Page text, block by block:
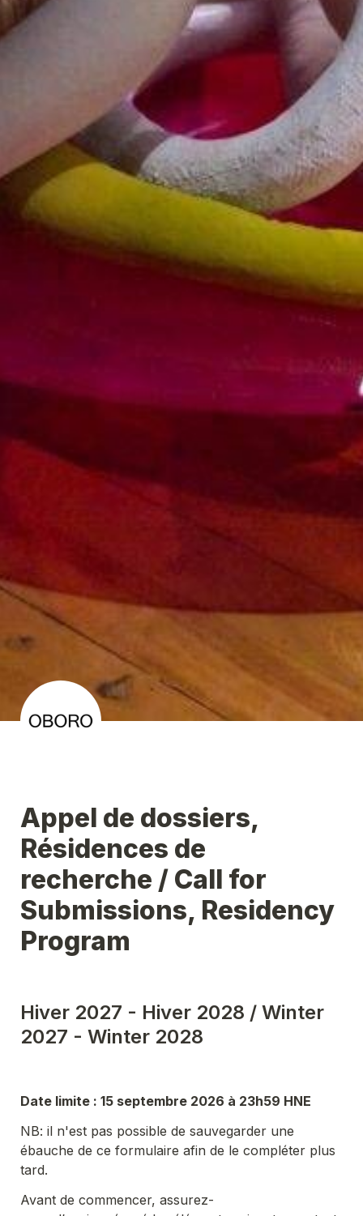
Appel de dossiers,
Résidences de
recherche / Call for
Submissions, Residency
Program
Hiver 2027 - Hiver 2028 / Winter
2027 - Winter 2028
Date limite : 15 septembre 2026 à 23h59 HNE
NB: il n'est pas possible de sauvegarder une
ébauche de ce formulaire afin de le compléter plus
tard.
Avant de commencer, assurez-